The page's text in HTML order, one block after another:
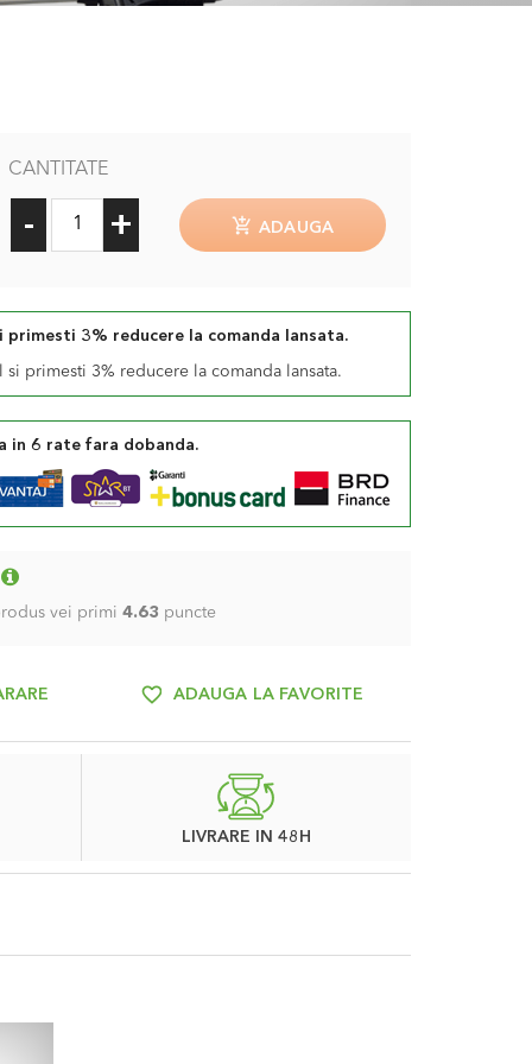
CANTITATE
- + ADAUGA
primesti 3% reducere la comanda lansata.
in 6 rate fara dobanda.
vei primi 4.63 puncte
ADAUGA LA FAVORITE
LIVRARE IN 48H